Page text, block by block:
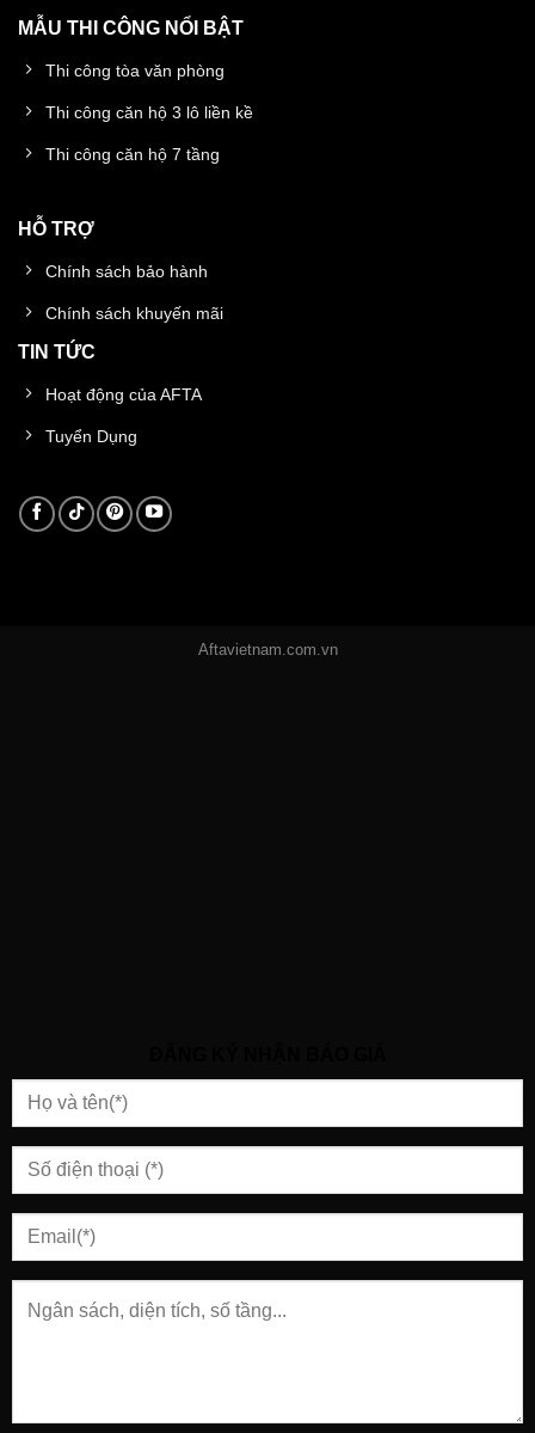
MẪU THI CÔNG NỔI BẬT
Thi công tòa văn phòng
Thi công căn hộ 3 lô liền kề
Thi công căn hộ 7 tầng
HỖ TRỢ
Chính sách bảo hành
Chính sách khuyến mãi
TIN TỨC
Hoạt động của AFTA
Tuyển Dụng
Aftavietnam.com.vn